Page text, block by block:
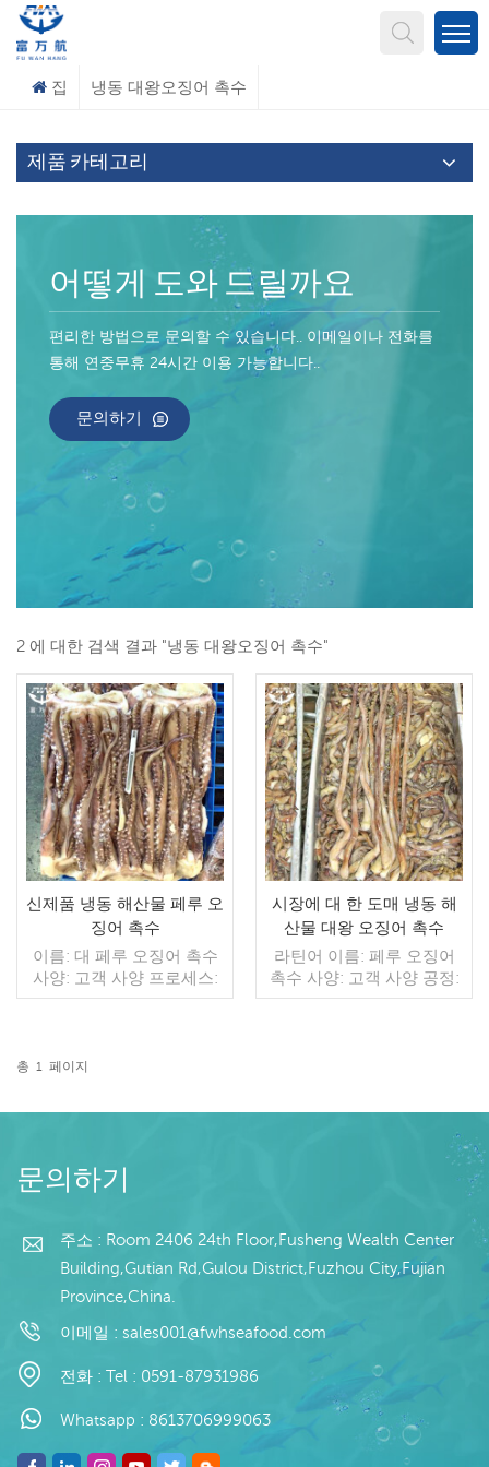
집 냉동 대왕오징어 촉수
제품 카테고리
어떻게 도와 드릴까요
편리한 방법으로 문의할 수 있습니다.. 이메일이나 전화를
통해 연중무휴 24시간 이용 가능합니다..
문의하기
2 에 대한 검색 결과 "냉동 대왕오징어 촉수"
신제품 냉동 해산물 페루 오
징어 촉수
이름: 대 페루 오징어 촉수
사양: 고객 사양 프로세스:
컷 유약: BQF 40%(맞춤형)
매/수출 min. 주문: 20피트
너 지불: 보자마자 TT / С확
원산지: 중국 브랜드: 푸 왕
행
시장에 대 한 도매 냉동 해
산물 대왕 오징어 촉수
라틴어 이름: 페루 오징어
촉수 사양: 고객 사양 공정:
컷 글레이징: BQF 40% (맞
이너 지불: TT / 보자마자
취소 불가능한 LC 확인 배
송: 입금 확인 후 20일 이내
총 1 페이지
문의하기
주소 : Room 2406 24th Floor,Fusheng Wealth Center
Building,Gutian Rd,Gulou District,Fuzhou City,Fujian
Province,China.
이메일 : sales001@fwhseafood.com
전화 : Tel : 0591-87931986
Whatsapp : 8613706999063